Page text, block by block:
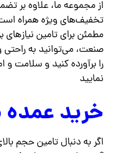
از مجموعه ما، علاوه بر
تخفیف‌های ویژه همراه
مطمئن برای تامین
صنعت، می‌توانید به راحتی
را برآورده کنید و سلامت
نمایید
خرید
اگر به دنبال تامین حجم